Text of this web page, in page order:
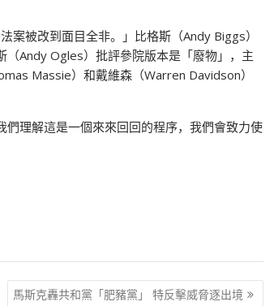
案被改到面目全非。」比格斯（Andy Biggs）
Andy Ogles）批評參院版本是「廢物」，主
Massie）和戴維森（Warren Davidson）
理解這是一個來來回回的程序，我們會致力使
馬斯克轟共和黨「肥豬黨」 特反擊威脅逐出境